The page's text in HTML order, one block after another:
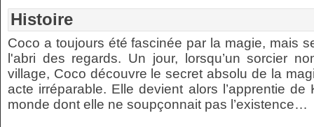
Histoire
Coco a toujours été fascinée par la magie, mais
l'abri des regards. Un jour, lorsqu’un sorcier
village, Coco découvre le secret absolu de la
acte irréparable. Elle devient alors l’apprentie de
monde dont elle ne soupçonnait pas l’existence…